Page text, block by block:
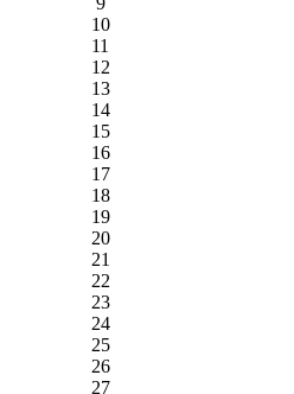
10
11
12
13
14
15
16
17
18
19
20
21
22
23
24
25
26
27